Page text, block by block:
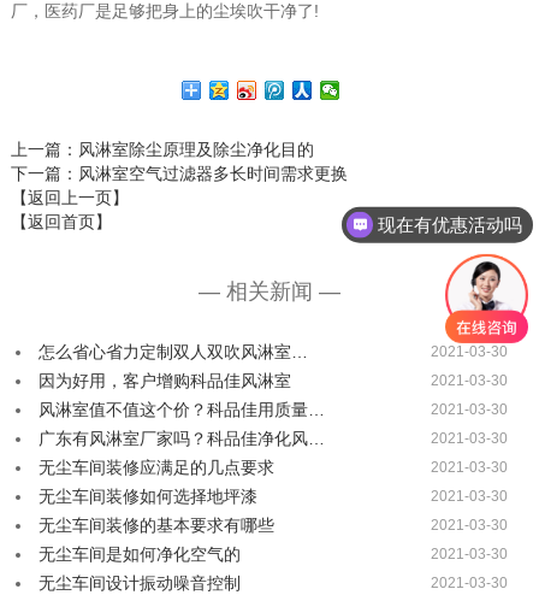
厂，医药厂是足够把身上的尘埃吹干净了!
上一篇：风淋室除尘原理及除尘净化目的
下一篇：风淋室空气过滤器多长时间需求更换
【返回上一页】
【返回首页】
— 相关新闻 —
怎么省心省力定制双人双吹风淋室… 2021-03-30
因为好用，客户增购科品佳风淋室 2021-03-30
风淋室值不值这个价？科品佳用质量… 2021-03-30
广东有风淋室厂家吗？科品佳净化风… 2021-03-30
无尘车间装修应满足的几点要求 2021-03-30
无尘车间装修如何选择地坪漆 2021-03-30
无尘车间装修的基本要求有哪些 2021-03-30
无尘车间是如何净化空气的 2021-03-30
无尘车间设计振动噪音控制 2021-03-30
现在有优惠活动吗